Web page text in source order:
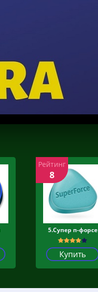
5.Супер п-форсе
Купить
Рейтинг
8